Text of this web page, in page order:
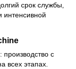
срок службы,
интенсивной
производство с
всех этапах.